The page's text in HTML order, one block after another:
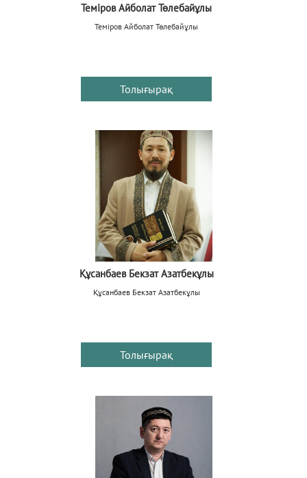
Теміров Айболат Төлебайұлы
Теміров Айболат Төлебайұлы
Толығырақ
Құсанбаев Бекзат Азатбекұлы
Құсанбаев Бекзат Азатбекұлы
Толығырақ